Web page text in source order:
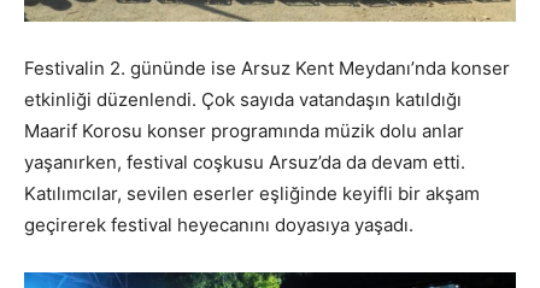
Festivalin 2. gününde ise Arsuz Kent Meydanı’nda konser
etkinliği düzenlendi. Çok sayıda vatandaşın katıldığı
Maarif Korosu konser programında müzik dolu anlar
yaşanırken, festival coşkusu Arsuz’da da devam etti.
Katılımcılar, sevilen eserler eşliğinde keyifli bir akşam
geçirerek festival heyecanını doyasıya yaşadı.